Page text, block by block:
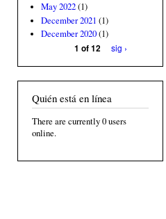
May 2022(1)
December 2021 (1)
December 2020(1)
1 of 12
sig ›
Quién está en línea
There are currently 0 users
online.